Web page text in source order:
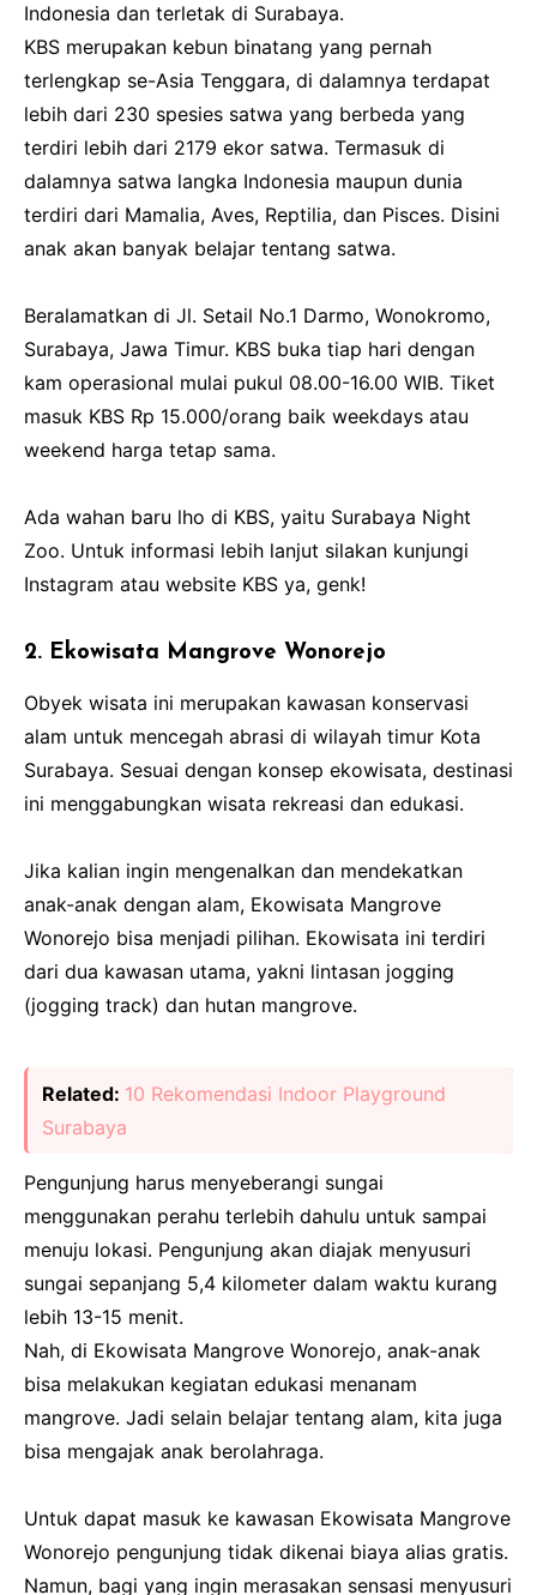
Indonesia dan terletak di Surabaya.
KBS merupakan kebun binatang yang pernah
terlengkap se-Asia Tenggara, di dalamnya terdapat
lebih dari 230 spesies satwa yang berbeda yang
terdiri lebih dari 2179 ekor satwa. Termasuk di
dalamnya satwa langka Indonesia maupun dunia
terdiri dari Mamalia, Aves, Reptilia, dan Pisces. Disini
anak akan banyak belajar tentang satwa.
Beralamatkan di Jl. Setail No.1 Darmo, Wonokromo,
Surabaya, Jawa Timur. KBS buka tiap hari dengan
kam operasional mulai pukul 08.00-16.00 WIB. Tiket
masuk KBS Rp 15.000/orang baik weekdays atau
weekend harga tetap sama.
Ada wahan baru lho di KBS, yaitu Surabaya Night
Zoo. Untuk informasi lebih lanjut silakan kunjungi
Instagram atau website KBS ya, genk!
2. Ekowisata Mangrove Wonorejo
Obyek wisata ini merupakan kawasan konservasi
alam untuk mencegah abrasi di wilayah timur Kota
Surabaya. Sesuai dengan konsep ekowisata, destinasi
ini menggabungkan wisata rekreasi dan edukasi.
Jika kalian ingin mengenalkan dan mendekatkan
anak-anak dengan alam, Ekowisata Mangrove
Wonorejo bisa menjadi pilihan. Ekowisata ini terdiri
dari dua kawasan utama, yakni lintasan jogging
(jogging track) dan hutan mangrove.
Related: 10 Rekomendasi Indoor Playground
Surabaya
Pengunjung harus menyeberangi sungai
menggunakan perahu terlebih dahulu untuk sampai
menuju lokasi. Pengunjung akan diajak menyusuri
sungai sepanjang 5,4 kilometer dalam waktu kurang
lebih 13-15 menit.
Nah, di Ekowisata Mangrove Wonorejo, anak-anak
bisa melakukan kegiatan edukasi menanam
mangrove. Jadi selain belajar tentang alam, kita juga
bisa mengajak anak berolahraga.
Untuk dapat masuk ke kawasan Ekowisata Mangrove
Wonorejo pengunjung tidak dikenai biaya alias gratis.
Namun, bagi yang ingin merasakan sensasi menyusuri